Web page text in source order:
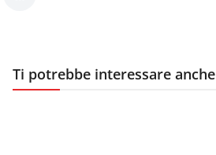
Ti potrebbe interessare anche